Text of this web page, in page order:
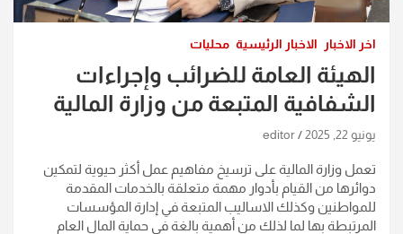
اخر الاخبار الاخبار الرئيسية محليات
الهيئة العامة للضرائب وإجراءات
الشفافية المتبعة من وزارة المالية
يونيو 22, 2025 editor
تعمل وزارة المالية على ترسيخ مفاهيم عمل أكثر حيوية لتمكين
دوائرها من القيام بأدوار مهمة متعلقة بالخدمات المقدمة
للمواطنين وكذلك الاساليب المتبعة في إدارة المؤسسات
المرتبطة بها لما لذلك من أهمية بالغة في حماية المال العام